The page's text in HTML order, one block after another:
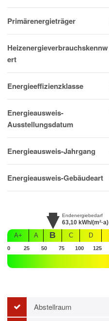
Primärenergieträger
Heizenergieverbrauchskennw
ert
Energieeffizienzklasse
Energieausweis-
Ausstellungsdatum
Energieausweis-Jahrgang
Energieausweis-Gebäudeart
Endenergiebedarf
63,10 kWh/(m²·a)
A+
A B C D
0 25 50 75 100 125
Abstellraum